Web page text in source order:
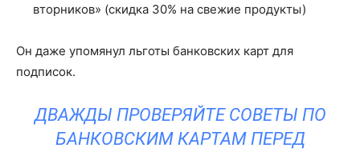
вторников» (скидка 30% на свежие продукты)
Он даже упомянул льготы банковских карт для
подписок.
ДВАЖДЫ ПРОВЕРЯЙТЕ СОВЕТЫ ПО
БАНКОВСКИМ КАРТАМ ПЕРЕД